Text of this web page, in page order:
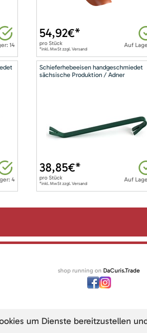
14 Auf
54,92€*
pro Stück
*inkl. MwSt zzgl. Versand
4
Schieferhebeeisen handgeschmiedet
sächsische Produktion / Adner
Auf
38,85€*
pro Stück
*inkl. MwSt zzgl. Versand
shop running on DaCuris.Trade
um Dienste bereitzustellen